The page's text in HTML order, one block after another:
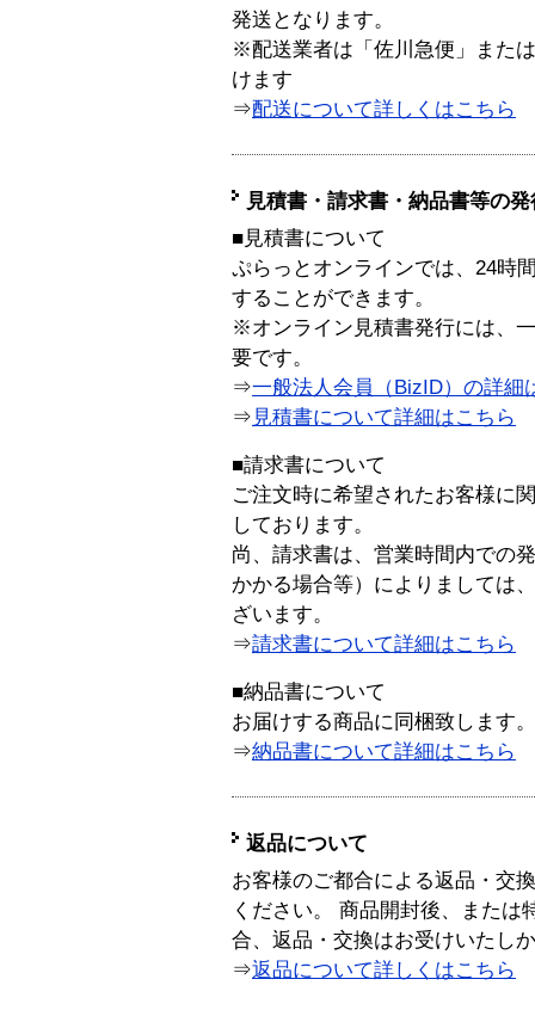
発送となります。
※配送業者は「佐川急便」また
けます
⇒配送について詳しくはこちら
見積書・請求書・納品書等の
■見積書について
ぷらっとオンラインでは、24時
することができます。
※オンライン見積書発行には、
要です。
⇒一般法人会員（BizID）の詳細
⇒ 見積書について詳細はこちら
■請求書について
ご注文時に希望されたお客様に
しております。
尚、請求書は、営業時間内での
かかる場合等）によりましては
ざいます。
⇒請求書について詳細はこちら
■納品書について
お届けする商品に同梱致します。
⇒納品書について詳細はこちら
返品について
お客様のご都合による返品・交
ください。 商品開封後、または
合、返品・交換はお受けいたし
⇒返品について詳しくはこちら